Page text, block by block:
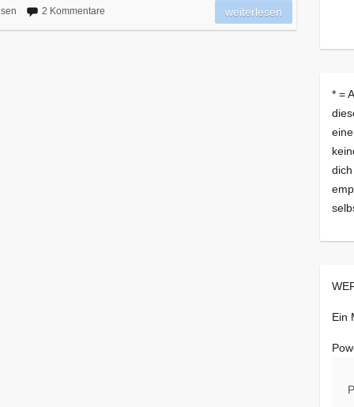
2 Kommentare weiterlesen
* =
Ein